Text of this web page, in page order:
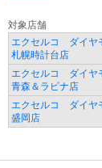
対象店舗
エクセルコ ダイヤ
札幌時計台店
エクセルコ ダイヤ
青森＆ラビナ店
エクセルコ ダイヤ
盛岡店